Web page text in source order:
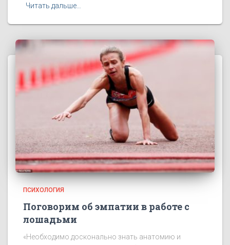
Читать дальше…
ПСИХОЛОГИЯ
Поговорим об эмпатии в работе с
лошадьми
«Необходимо досконально знать анатомию и